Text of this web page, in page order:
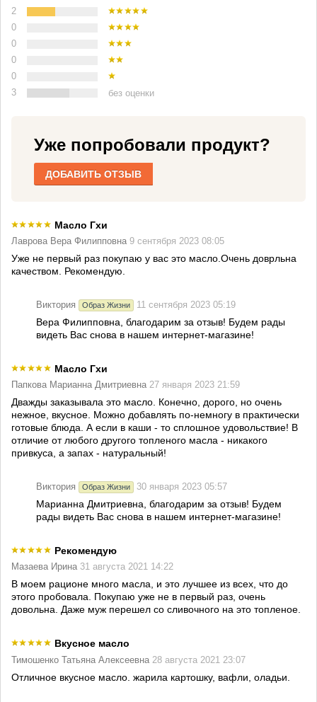
2
0
0
0
0
3
без оценки
Уже попробовали продукт?
ДОБАВИТЬ ОТЗЫВ
Масло Гхи
Лаврова Вера Филипповна 9 сентября 2023 08:05
Уже не первый раз покупаю у вас это масло.Очень доврльна
качеством. Рекомендую.
Виктория Образ Жизни 11 сентября 2023 05:19
Вера Филипповна, благодарим за отзыв! Будем рады
видеть Вас снова в нашем интернет-магазине!
Масло Гхи
Папкова Марианна Дмитриевна 27 января 2023 21:59
Дважды заказывала это масло. Конечно, дорого, но очень
нежное, вкусное. Можно добавлять по-немногу в практически
готовые блюда. А если в каши - то сплошное удовольствие! В
отличие от любого другого топленого масла - никакого
привкуса, а запах - натуральный!
Виктория Образ Жизни 30 января 2023 05:57
Марианна Дмитриевна, благодарим за отзыв! Будем
рады видеть Вас снова в нашем интернет-магазине!
Рекомендую
Мазаева Ирина 31 августа 2021 14:22
В моем рационе много масла, и это лучшее из всех, что до
этого пробовала. Покупаю уже не в первый раз, очень
довольна. Даже муж перешел со сливочного на это топленое.
Вкусное масло
Тимошенко Татьяна Алексеевна 28 августа 2021 23:07
Отличное вкусное масло. жарила картошку, вафли, оладьи.